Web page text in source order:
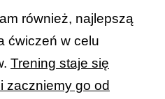
również, najlepszą
ćwiczeń w celu
Trening staje się
zaczniemy go od